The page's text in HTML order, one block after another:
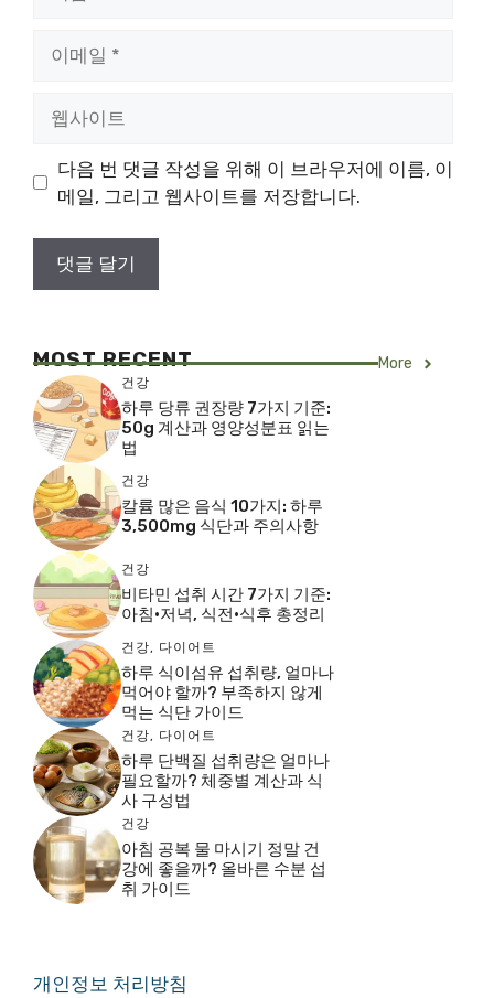
트
다음 번 댓글 작성을 위해 이 브라우저에 이름, 이
메일, 그리고 웹사이트를 저장합니다.
MOST RECENT More
건강
하루 당류 권장량 7가지 기준:
50g 계산과 영양성분표 읽는
법
건강
칼륨 많은 음식 10가지: 하루
3,500mg 식단과 주의사항
건강
비타민 섭취 시간 7가지 기준:
아침·저녁, 식전·식후 총정리
건강, 다이어트
하루 식이섬유 섭취량, 얼마나
먹어야 할까? 부족하지 않게
먹는 식단 가이드
건강, 다이어트
하루 단백질 섭취량은 얼마나
필요할까? 체중별 계산과 식
사 구성법
건강
아침 공복 물 마시기 정말 건
강에 좋을까? 올바른 수분 섭
취 가이드
개인정보 처리방침